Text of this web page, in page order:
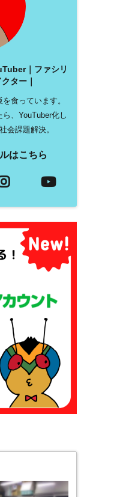
｜ファシリ
ター｜
食っています。
、YouTuber化し
会課題解決。
はこちら